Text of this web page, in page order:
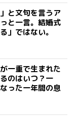
と文句を言うア
と一言。結婚式
」ではない。
一重で生まれた
のはいつ？一
った一年間の息